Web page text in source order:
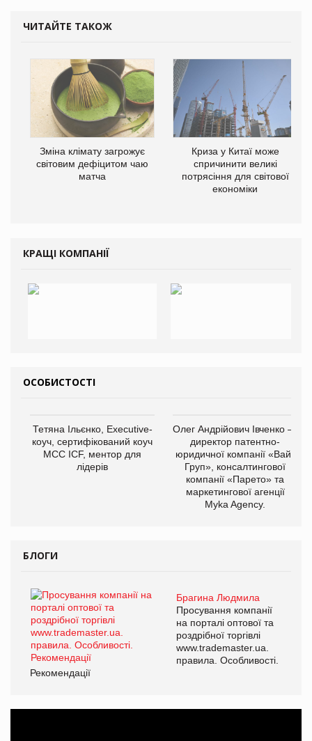
ЧИТАЙТЕ ТАКОЖ
Зміна клімату загрожує
світовим дефіцитом чаю
матча
Криза у Китаї може
спричинити великі
потрясіння для світової
економіки
КРАЩІ КОМПАНІЇ
ОСОБИСТОСТІ
Тетяна Ільєнко, Executive-
коуч, сертифікований коуч
МСС ICF, ментор для
лідерів
Олег Андрійович Івченко —
директор патентно-
юридичної компанії «Вайз
Груп», консалтингової
компанії «Парето» та
маркетингової агенції
Myka Agency.
БЛОГИ
Брагина Людмила
Просування компанії
на порталі оптової та
роздрібної торгівлі
www.trademaster.ua.
правила. Особливості.
Рекомендації